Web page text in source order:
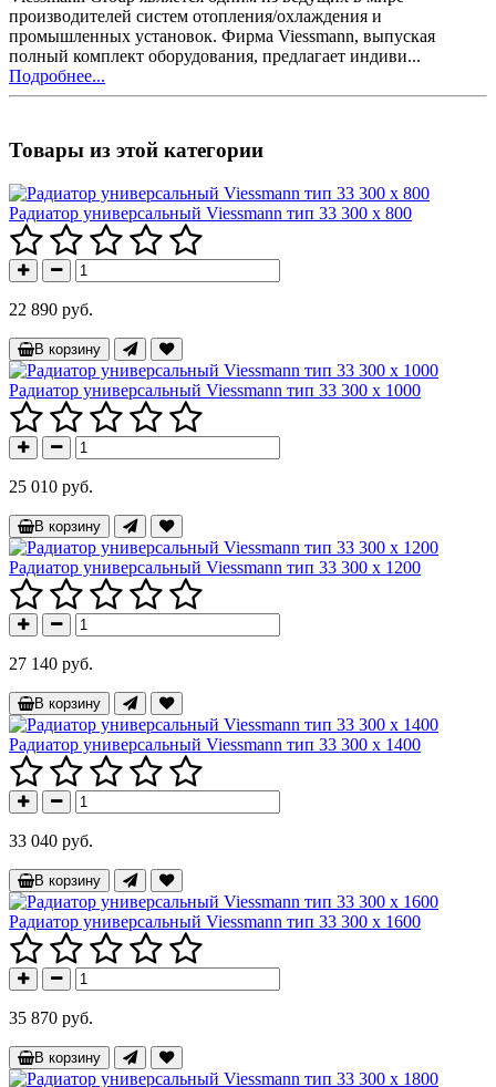
производителей систем отопления/охлаждения и
промышленных установок. Фирма Viessmann, выпуская
полный комплект оборудования, предлагает индиви...
Подробнее...
Товары из этой категории
Радиатор универсальный Viessmann тип 33 300 x 800
22 890 руб.
В корзину
Радиатор универсальный Viessmann тип 33 300 x 1000
25 010 руб.
В корзину
Радиатор универсальный Viessmann тип 33 300 x 1200
27 140 руб.
В корзину
Радиатор универсальный Viessmann тип 33 300 x 1400
33 040 руб.
В корзину
Радиатор универсальный Viessmann тип 33 300 x 1600
35 870 руб.
В корзину